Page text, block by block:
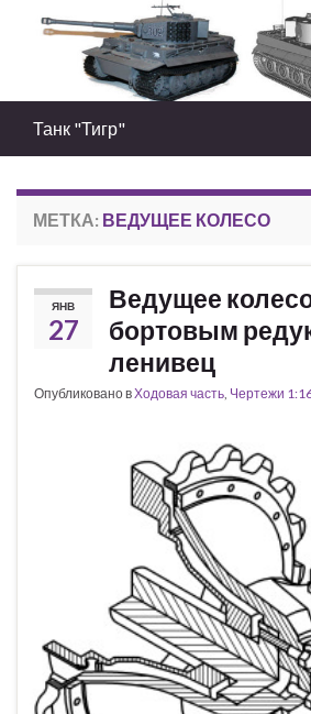
Танк "Тигр"
МЕТКА: ВЕДУЩЕЕ КОЛЕСО
ЯНВ
27
Ведущее
бортовым
ленивец
Опубликовано вХодовая часть, Чертежи